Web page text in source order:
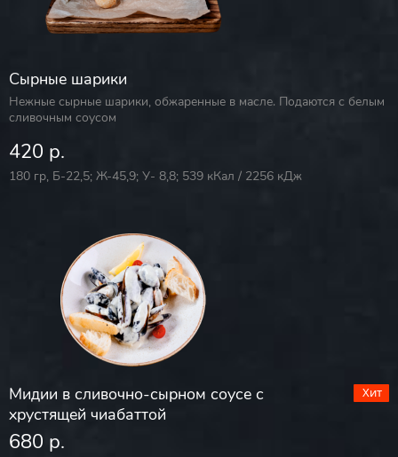
Сырные шарики
Нежные сырные шарики, обжаренные в масле. Подаются с белым
сливочным соусом
420 р.
180 гр, Б-22,5; Ж-45,9; У- 8,8; 539 кКал / 2256 кДж
Мидии в сливочно-сырном соусе с
хрустящей чиабаттой
680 р.